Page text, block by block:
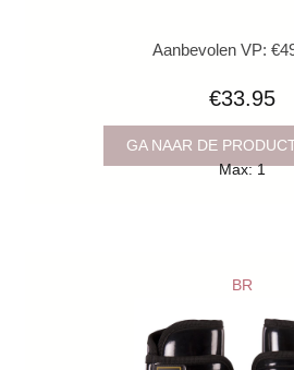
Aanbevolen VP:
€33.95
GA NAAR DE
Max: 1
BR